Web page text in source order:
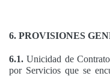
6. PROVISIONES
6.1. Unicidad de
por Servicios que se